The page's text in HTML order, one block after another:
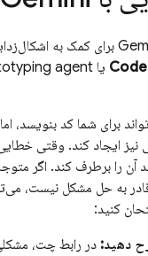
برای کمک به
Code یا agent
برای شما کد بنویسد،
نیز ایجاد کند. وقتی
را برطرف کند. اگر
به حل مشکل نیست،
کنید:
دهید: در رابط چت،